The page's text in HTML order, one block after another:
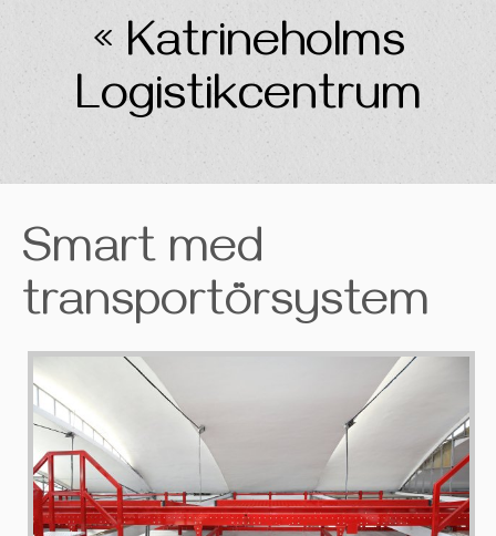
« Katrineholms
Logistikcentrum
Smart med
transportörsystem